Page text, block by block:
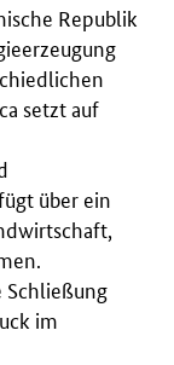
Republik
setzt auf
über ein
im